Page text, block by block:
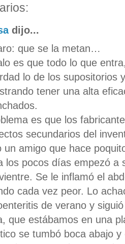
dijo...
que se la metan…
es que todo lo que
lo de los supositorios
tener una alta
es que los
secundarios del
un amigo que hace
los pocos días empezó a
Se le inflamó el
cada vez peor. Lo
de verano y
que estábamos en una
se tumbó boca abajo